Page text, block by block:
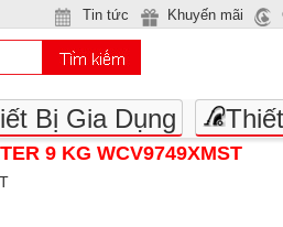
Tin tức Khuyến mãi
Bị Gia Dụng
9 KG WCV9749XMST